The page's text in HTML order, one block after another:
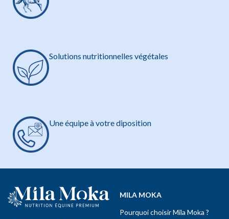
Solutions nutritionnelles végétales
Une équipe à votre diposition
MILA MOKA
Pourquoi choisir Mila Moka ?